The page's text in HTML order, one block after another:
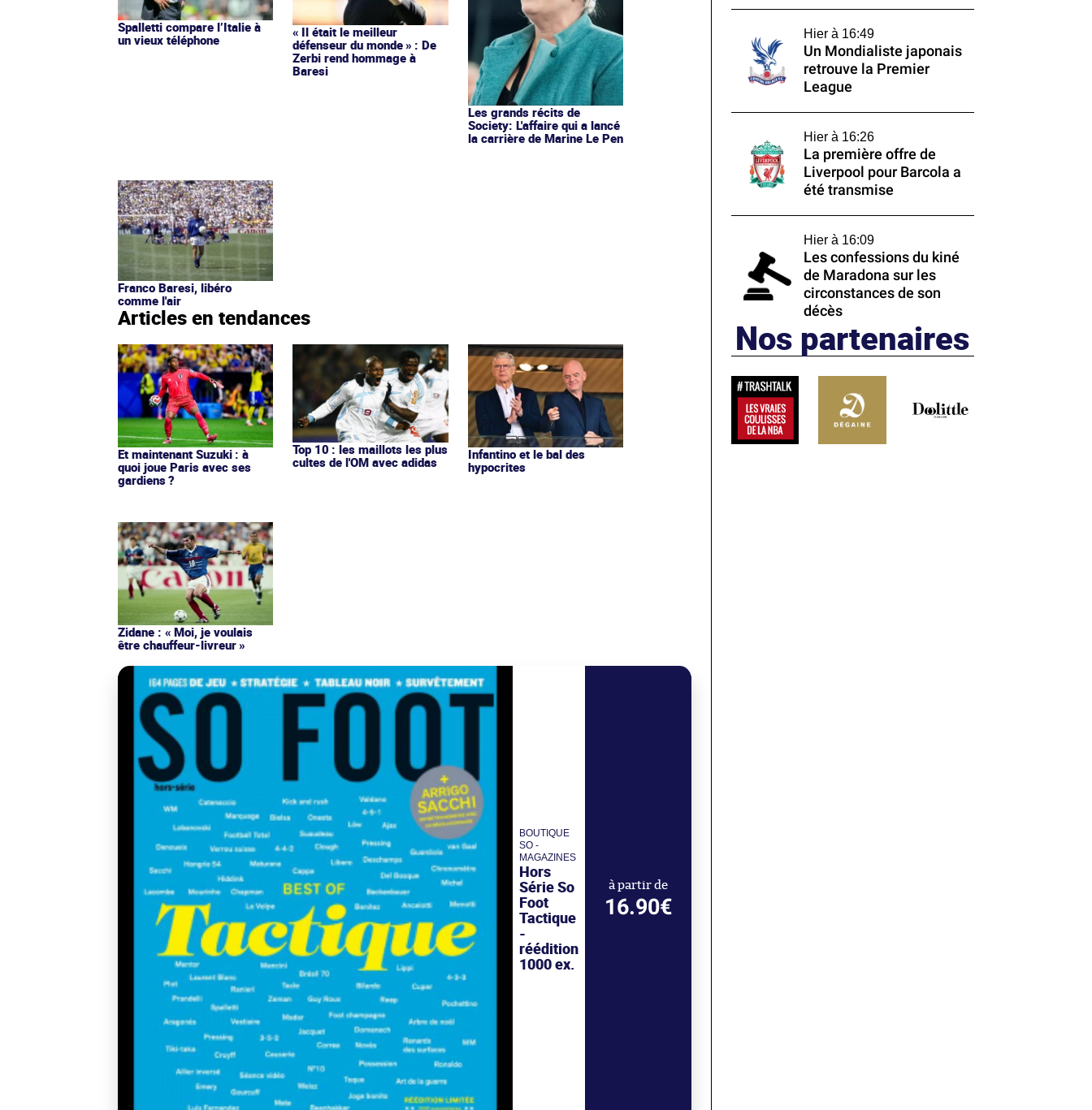
Spalletti compare l’Italie à
un vieux téléphone
« Il était le meilleur
défenseur du monde » : De
Zerbi rend hommage à
Baresi
Les grands récits de
Society: L'affaire qui a lancé
la carrière de Marine Le Pen
Franco Baresi, libéro
comme l'air
Articles en tendances
Et maintenant Suzuki : à
quoi joue Paris avec ses
gardiens ?
Top 10 : les maillots les plus
cultes de l'OM avec adidas
Infantino et le bal des
hypocrites
Zidane : « Moi, je voulais
être chauffeur-livreur »
BOUTIQUE
SO -
MAGAZINES
Hors
Série So
Foot
Tactique
-
réédition
1000 ex.
à partir de
16.90€
Hier à 16:49
Un Mondialiste japonais
retrouve la Premier
League
Hier à 16:26
La première offre de
Liverpool pour Barcola a
été transmise
Hier à 16:09
Les confessions du kiné
de Maradona sur les
circonstances de son
décès
Nos partenaires